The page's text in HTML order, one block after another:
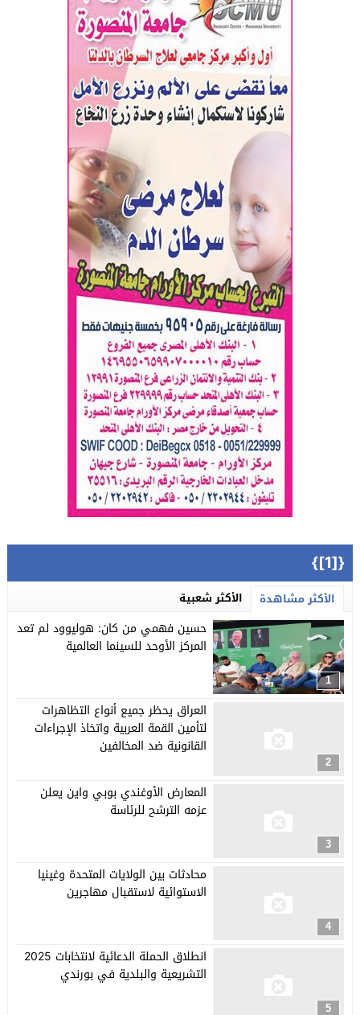
{[1]}
الأكثر مشاهدة الأكثر شعبية
1
حسين فهمي من كان: هوليوود لم تعد
المركز الأوحد للسينما العالمية
2
العراق يحظر جميع أنواع التظاهرات
لتأمين القمة العربية واتخاذ الإجراءات
القانونية ضد المخالفين
3
المعارض الأوغندي بوبي واين يعلن
عزمه الترشح للرئاسة
4
محادثات بين الولايات المتحدة وغينيا
الاستوائية لاستقبال مهاجرين
5
انطلاق الحملة الدعائية لانتخابات 2025
التشريعية والبلدية في بورندي